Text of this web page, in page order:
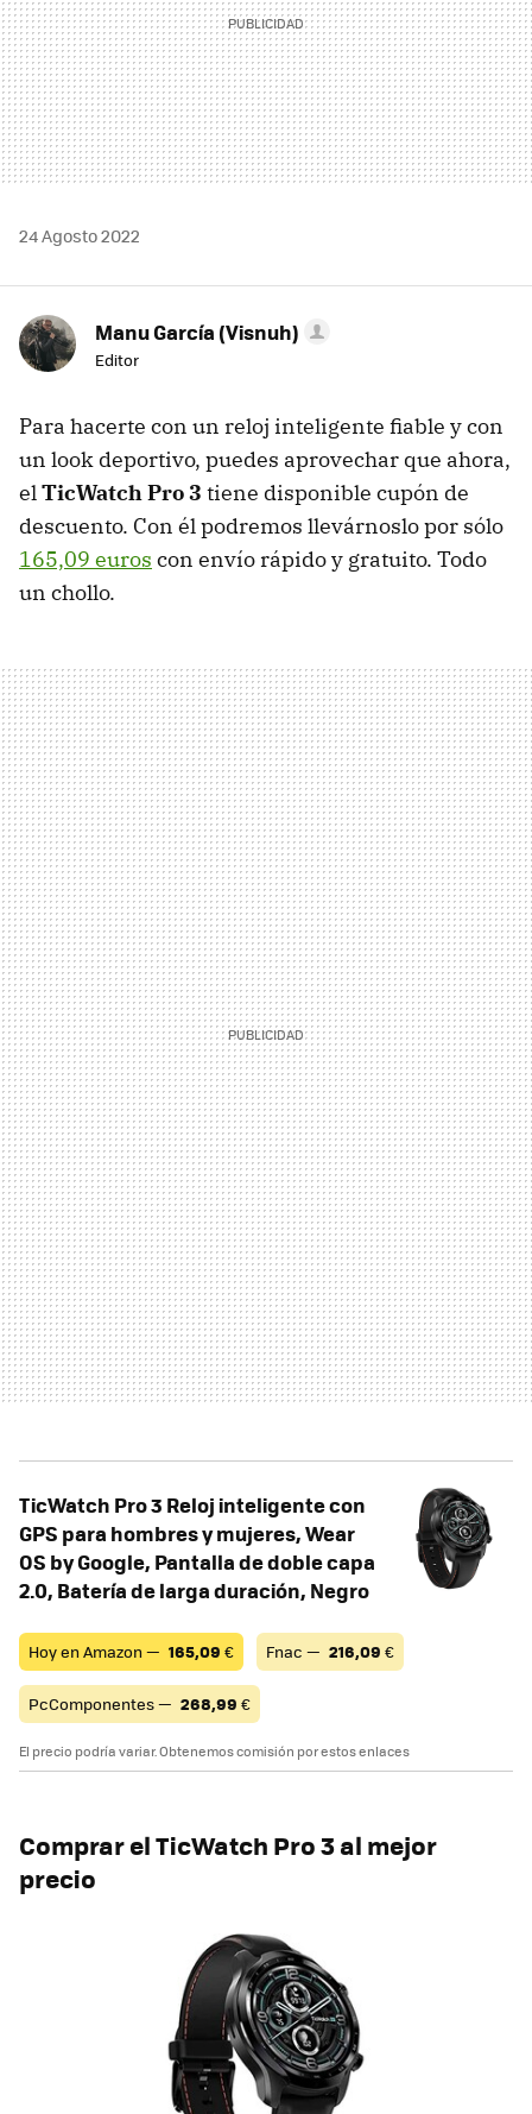
24 Agosto 2022
Manu García (Visnuh)
Editor
Para hacerte con un reloj inteligente fiable y con
un look deportivo, puedes aprovechar que ahora,
elTicWatch Pro 3 tiene disponible cupón de
descuento. Con él podremos llevárnoslo por sólo
165,09 euros con envío rápido y gratuito. Todo
un chollo.
TicWatch Pro 3 Reloj inteligente con
GPS para hombres y mujeres, Wear
OS by Google, Pantalla de doble capa
2.0, Batería de larga duración, Negro
Hoy en Amazon — 165,09 € Fnac — 216,09 €
PcComponentes — 268,99 €
El precio podría variar. Obtenemos comisión por estos enlaces
Comprar el TicWatch Pro 3 al mejor
precio